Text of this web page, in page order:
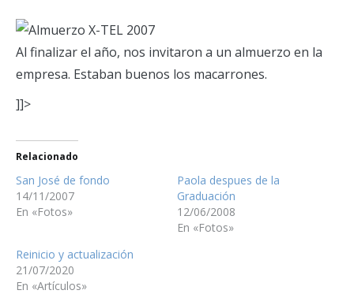
Al finalizar el año, nos invitaron a un almuerzo en la
empresa. Estaban buenos los macarrones.
]]>
Relacionado
San José de fondo
14/11/2007
En «Fotos»
Paola despues de la
Graduación
12/06/2008
En «Fotos»
Reinicio y actualización
21/07/2020
En «Artículos»